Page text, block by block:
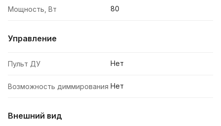
Мощность, Вт 80
Управление
Пульт ДУ Нет
Возможность диммирования Нет
Внешний вид